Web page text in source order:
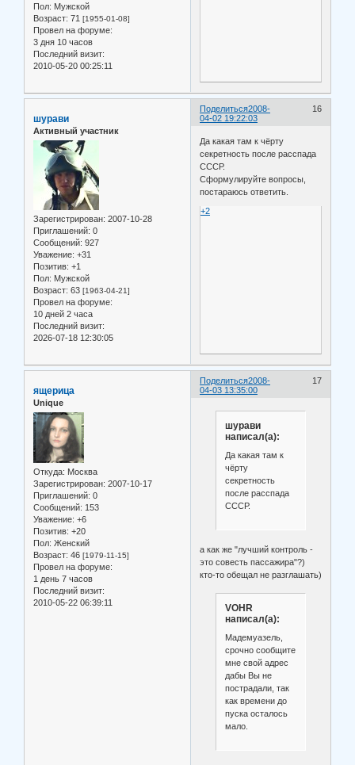
Пол: Мужской
Возраст: 71 [1955-01-08]
Провел на форуме:
3 дня 10 часов
Последний визит:
2010-05-20 00:25:11
Поделиться 16
2008-
04-02 19:22:03
шурави
Активный участник
Зарегистрирован: 2007-10-28
Приглашений: 0
Сообщений: 927
Уважение: +31
Позитив: +1
Пол: Мужской
Возраст: 63 [1963-04-21]
Провел на форуме:
10 дней 2 часа
Последний визит:
2026-07-18 12:30:05
Да какая там к чёрту
секретность после расспада
СССР.
Сформулируйте вопросы,
постараюсь ответить.
+2
Поделиться 17
2008-
04-03 13:35:00
ящерица
Unique
Откуда: Москва
Зарегистрирован: 2007-10-17
Приглашений: 0
Сообщений: 153
Уважение: +6
Позитив: +20
Пол: Женский
Возраст: 46 [1979-11-15]
Провел на форуме:
1 день 7 часов
Последний визит:
2010-05-22 06:39:11
шурави
написал(а):
Да какая там к
чёрту
секретность
после расспада
СССР.
а как же "лучший контроль -
это совесть пассажира"?)
кто-то обещал не разглашать)
VOHR
написал(а):
Мадемуазель,
срочно сообщите
мне свой адрес
дабы Вы не
пострадали, так
как времени до
пуска осталось
мало.